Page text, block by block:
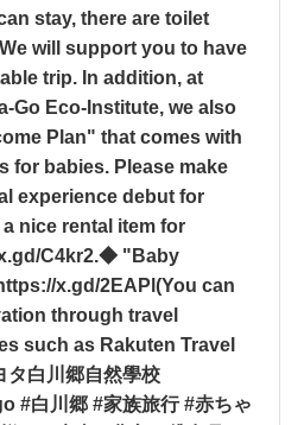
stay, there are toilet
will support you to have
trip. In addition, at
Go Eco-Institute, we also
Plan" that comes with
for babies. Please make
experience debut for
nice rental item for
C4kr2.◆ "Baby
x.gd/2EAPl(You can
through travel
such as Rakuten Travel
白川郷自然學校
#白川郷 #家族旅行 #赤ちゃ